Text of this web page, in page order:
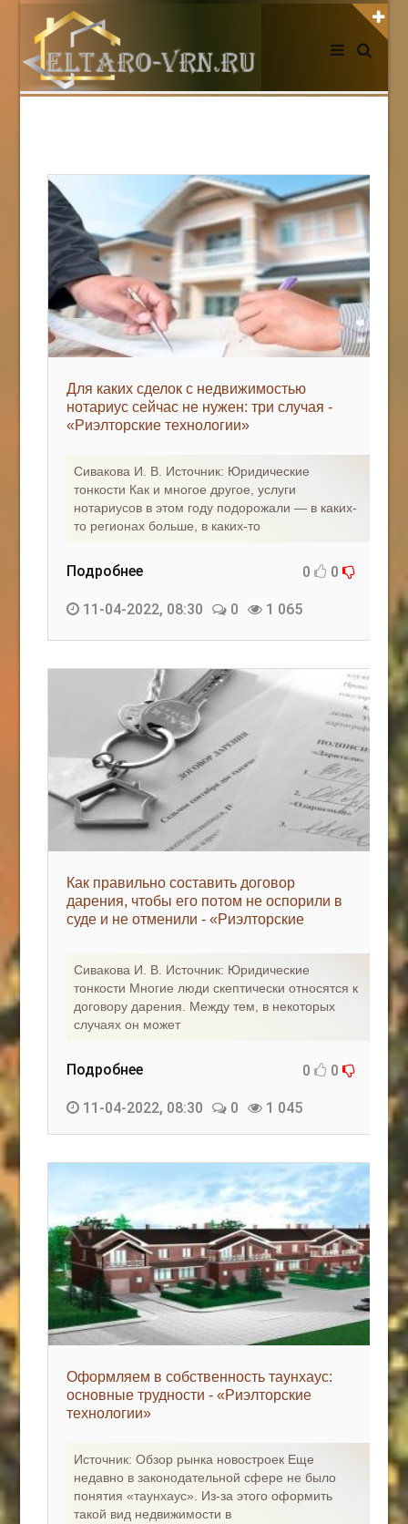
АВТОРИЗАЦИЯ НА САЙТЕ
Регистрация
НОВОСТИ СЕГОДНЯ
КАК С НАМИ СВЯЗАТЬСЯ
Edgarpo26@gmail.com
axin.ed@yandex.ru
Eltaro-Vrn.ru
@Edgarpo36
Для каких сделок с недвижимостью
нотариус сейчас не нужен: три случая -
«Риэлторские технологии»
Сивакова И. В. Источник: Юридические
тонкости Как и многое другое, услуги
нотариусов в этом году подорожали — в каких-
то регионах больше, в каких-то
Подробнее 0 0
11-04-2022, 08:30 0 1 065
Как правильно составить договор
дарения, чтобы его потом не оспорили в
суде и не отменили - «Риэлторские
Сивакова И. В. Источник: Юридические
тонкости Многие люди скептически относятся к
договору дарения. Между тем, в некоторых
случаях он может
Подробнее 0 0
11-04-2022, 08:30 0 1 045
Оформляем в собственность таунхаус:
основные трудности - «Риэлторские
технологии»
Источник: Обзор рынка новостроек Еще
недавно в законодательной сфере не было
понятия «таунхаус». Из-за этого оформить
такой вид недвижимости в